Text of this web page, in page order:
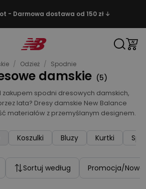
- Darmowa dostawa od 150 zł ↓
/ Odzież / Spodnie
damskie (5)
zakupem spodni dresowych damskich,
lata? Dresy damskie New Balance
materiałów z przemyślanym designem.
Koszulki Bluzy Kurtki
Sortuj według Promocja/